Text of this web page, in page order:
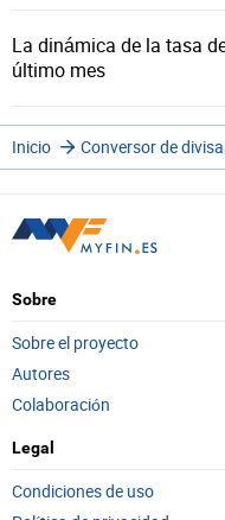
La dinámica de la tasa
último mes
Inicio Conversor de
Sobre
Sobre el proyecto
Autores
Colaboración
Legal
Condiciones de uso